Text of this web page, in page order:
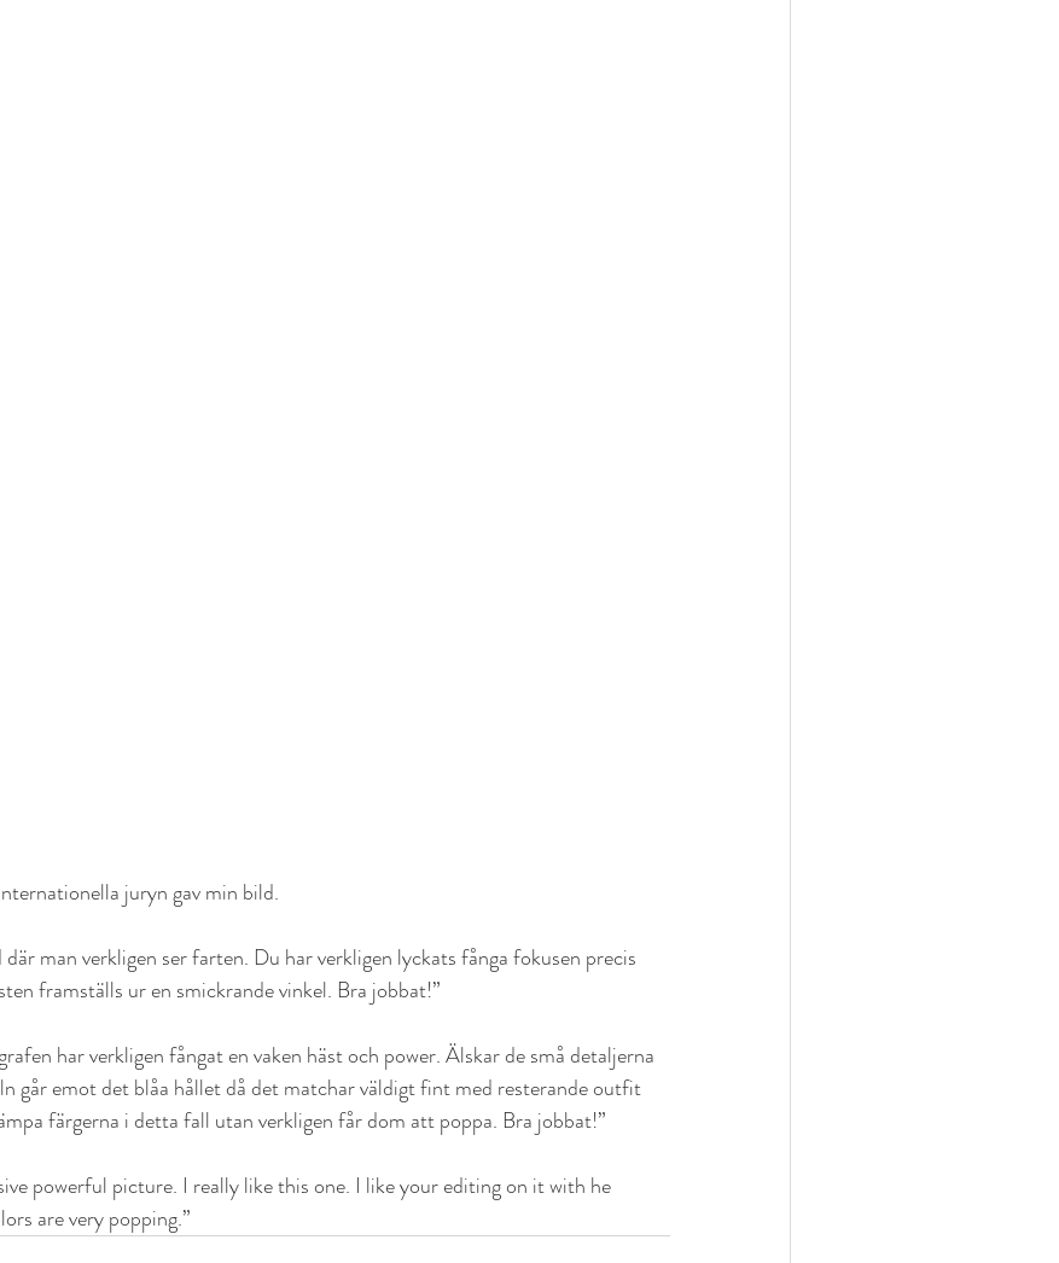
juryn gav min bild.
man verkligen ser farten. Du har verkligen lyckats fånga fokusen precis
framställs ur en smickrande vinkel. Bra jobbat!”
har verkligen fångat en vaken häst och power. Älskar de små detaljerna
går emot det blåa hållet då det matchar väldigt fint med resterande outfit
färgerna i detta fall utan verkligen får dom att poppa. Bra jobbat!”
powerful picture. I really like this one. I like your editing on it with he
are very popping.”